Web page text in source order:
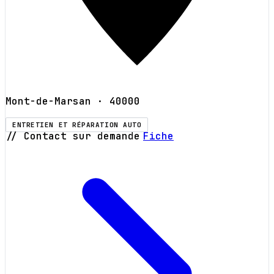
Mont-de-Marsan · 40000
ENTRETIEN ET RÉPARATION AUTO
// Contact sur demande Fiche